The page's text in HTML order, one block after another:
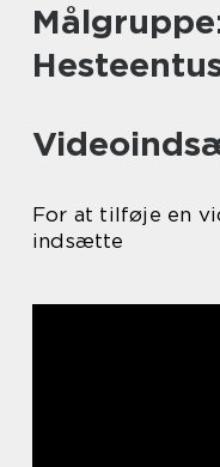
For at tilføje en
indsætte